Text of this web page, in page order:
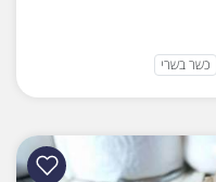
כשר בשרי